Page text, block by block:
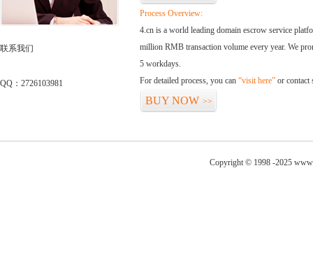
联系我们
QQ：2726103981
Process Overview:
4.cn is a world leading domain escrow service
million RMB transaction volume every year. We
5 workdays.
For detailed process, you can “visit here” or contact
BUY NOW >>
Copyright © 1998 -2025